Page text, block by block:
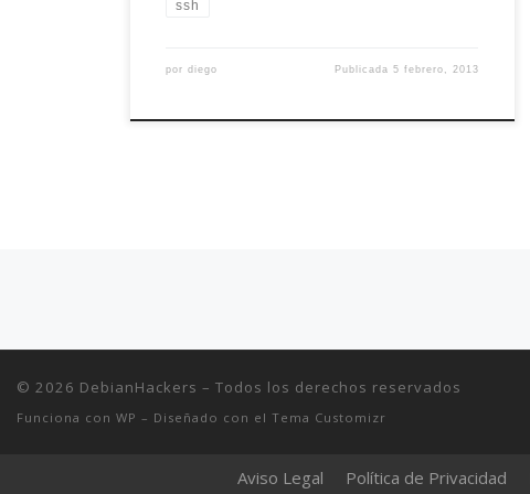
ssh
pordiego Publicada 5 febrero, 2013
© 2026 DebianHackers – Todos los derechos reservados
Funciona con WP – Diseñado con el Tema Customizr
Aviso Legal Política de Privacidad